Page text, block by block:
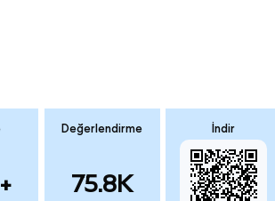
Değerlendirme
75.8K
İndir